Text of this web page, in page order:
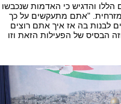
הללו והדגיש כי האדמות שנכבשו
המזרחית. "אתם מתעקשים על כך
לבנות בה אז איך אתם רוצים
הבסיס של הפעילות הזאת וזו